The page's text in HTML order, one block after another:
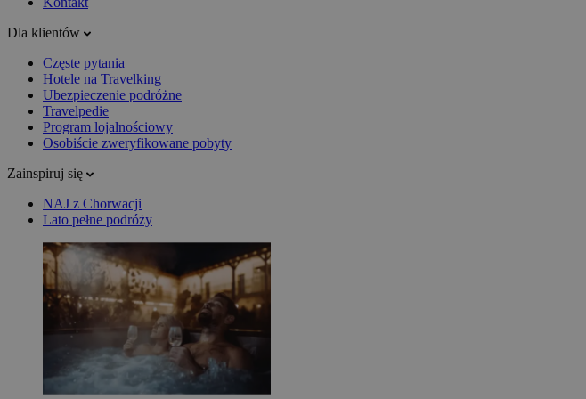
Dla klientów
Częste pytania
Hotele na Travelking
Ubezpieczenie podróżne
Travelpedie
Program lojalnościowy
Osobiście zweryfikowane pobyty
Zainspiruj się
NAJ z Chorwacji
Lato pełne podróży